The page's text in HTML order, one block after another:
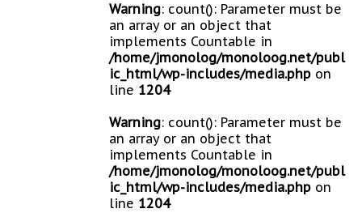
Warning: count(): Parameter must be
an array or an object that
implements Countable in
/home/jmonolog/monoloog.net/publ
ic_html/wp-includes/media.php on
line 1204
Warning: count(): Parameter must be
an array or an object that
implements Countable in
/home/jmonolog/monoloog.net/publ
ic_html/wp-includes/media.php on
line 1204